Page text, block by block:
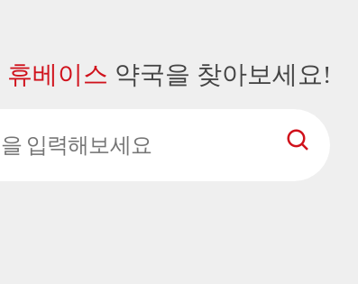
휴베이스 약국을 찾아보세요!